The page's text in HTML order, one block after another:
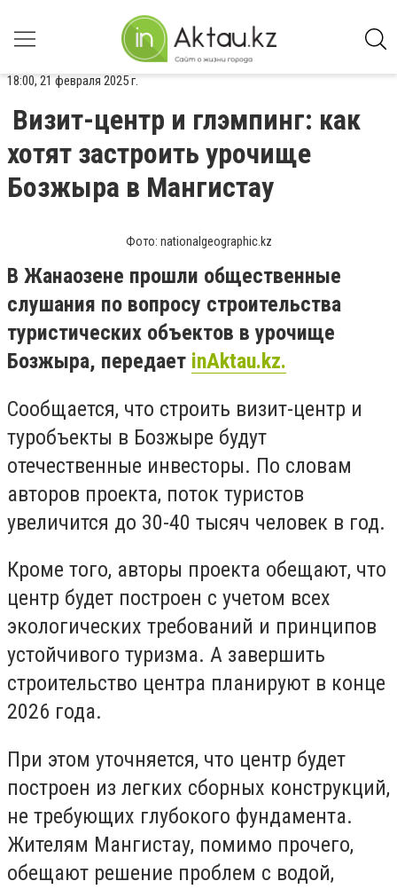
18:00, 21 февраля 2025 г.
Визит-центр и глэмпинг: как
хотят застроить урочище
Бозжыра в Мангистау
Фото: nationalgeographic.kz
В Жанаозене прошли общественные
слушания по вопросу строительства
туристических объектов в урочище
Бозжыра, передает inAktau.kz.
Сообщается, что строить визит-центр и
туробъекты в Бозжыре будут
отечественные инвесторы. По словам
авторов проекта, поток туристов
увеличится до 30-40 тысяч человек в год.
Кроме того, авторы проекта обещают, что
центр будет построен с учетом всех
экологических требований и принципов
устойчивого туризма. А завершить
строительство центра планируют в конце
2026 года.
При этом уточняется, что центр будет
построен из легких сборных конструкций,
не требующих глубокого фундамента.
Жителям Мангистау, помимо прочего,
обещают решение проблем с водой,